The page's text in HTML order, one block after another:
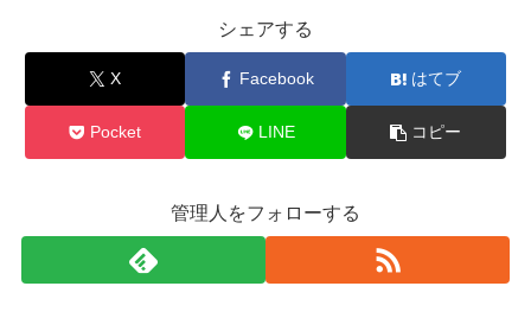
シェアする
X Facebook はてブ
Pocket LINE コピー
管理人をフォローする